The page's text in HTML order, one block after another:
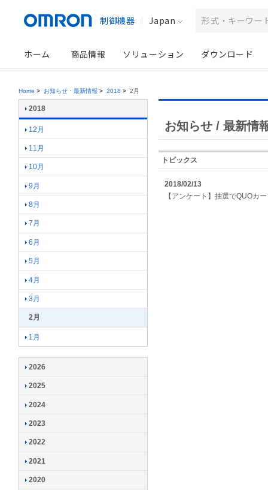
制御機器 Japan
ホーム 商品情報 ソリューション ダウンロード
Home > お知らせ・最新情報 > 2018 > 2月
お知らせ / 最新情
トピックス
2018/02/13
【アンケート】抽選でQUOカ
2018
12月
11月
10月
9月
8月
7月
6月
5月
4月
3月
2月
1月
2026
2025
2024
2023
2022
2021
2020